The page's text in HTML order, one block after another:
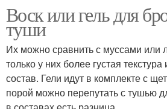
Воск или гель для
туши
Их можно сравнить с муссами или
только у них более густая
состав. Гели идут в комплекте с
порой можно перепутать с тушью